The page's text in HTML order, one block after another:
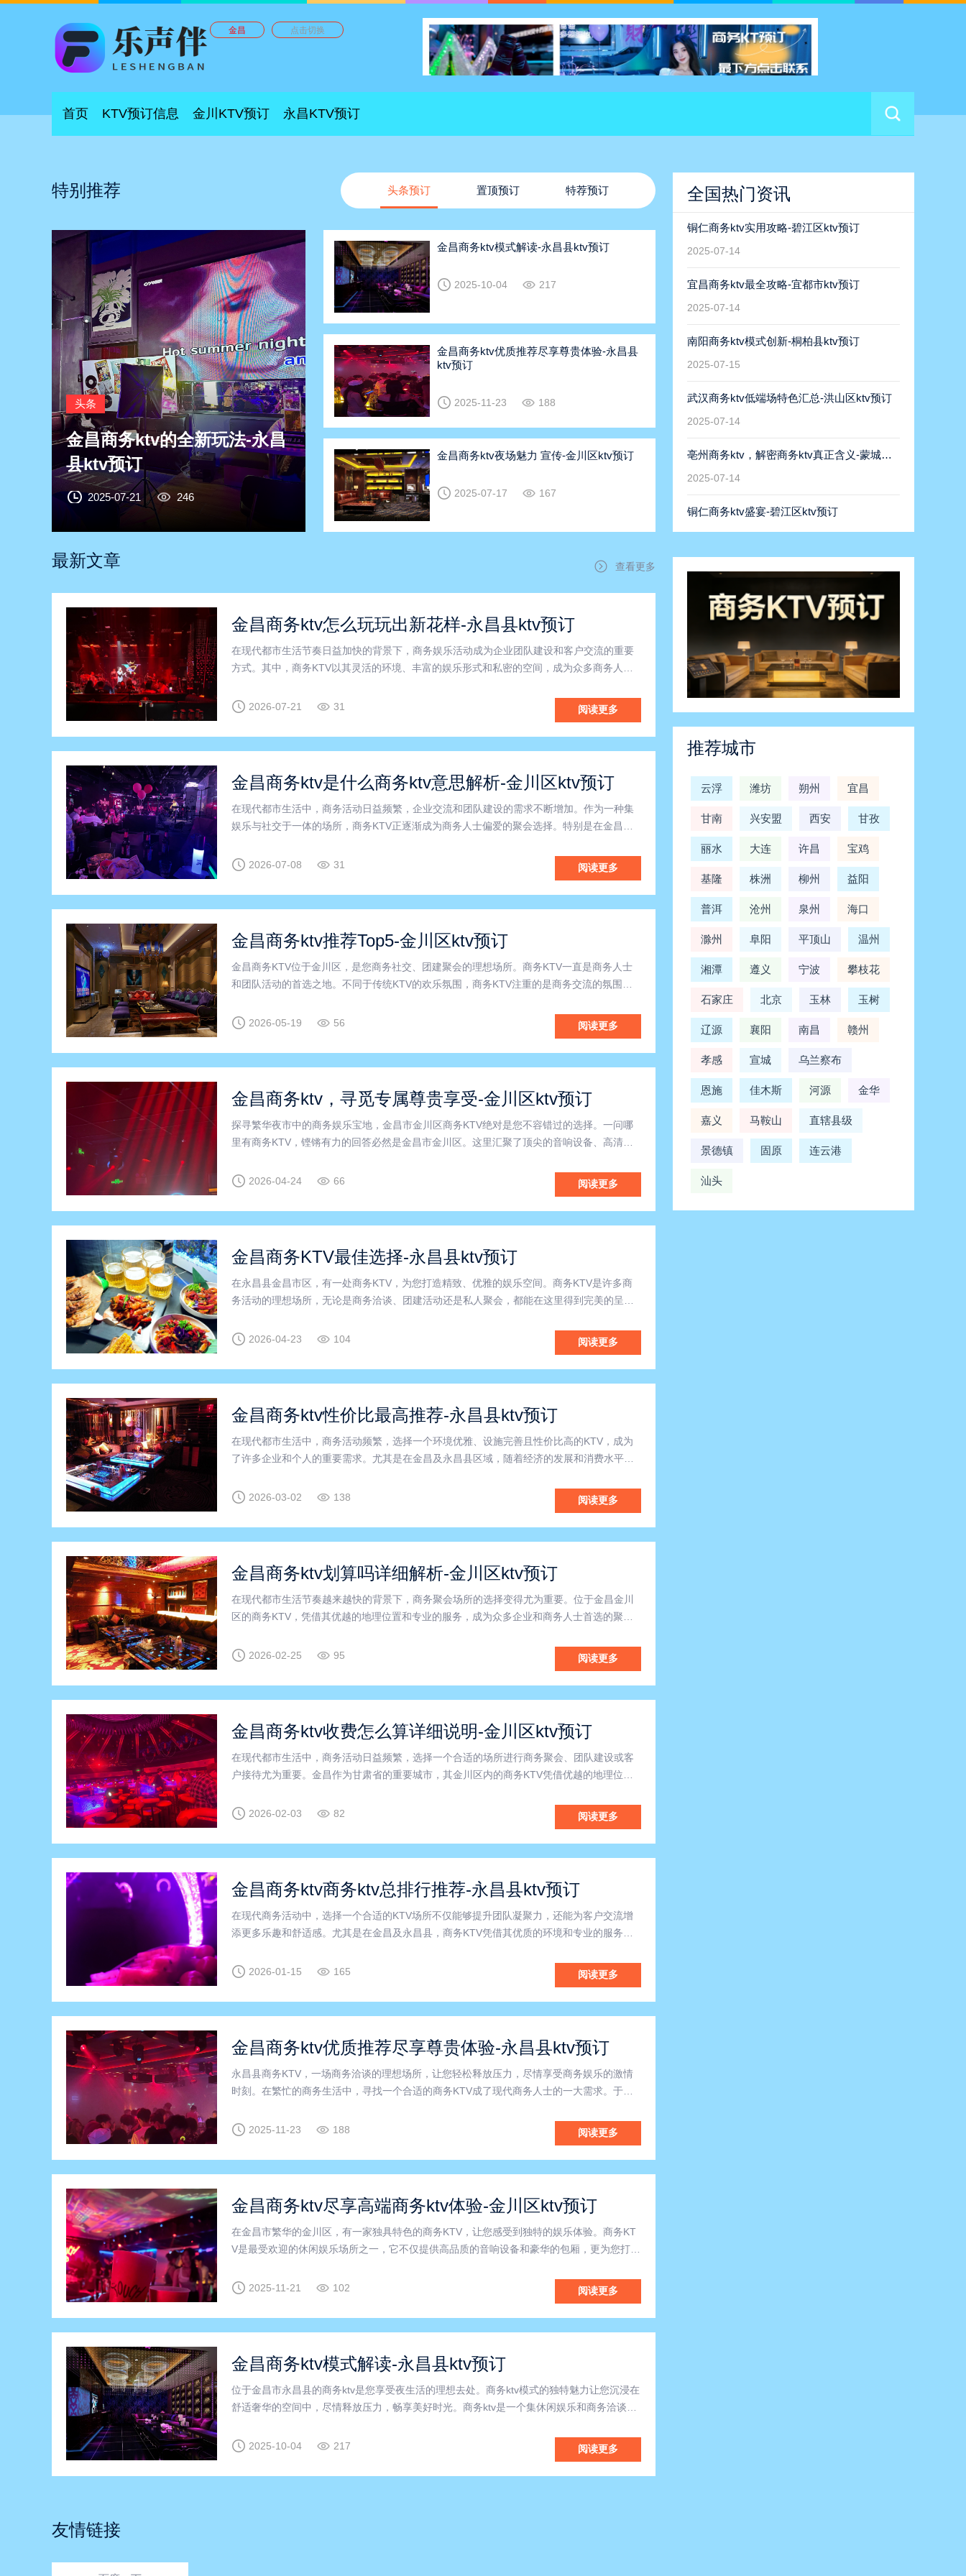
金昌 点击切换
首页 KTV预订信息 金川KTV预订 永昌KTV预订
特别推荐 头条预订 置顶预订 特荐预订
头条
金昌商务ktv的全新玩法-永昌
县ktv预订
2025-07-21 246
金昌商务ktv模式解读-永昌县ktv预订
2025-10-04 217
金昌商务ktv优质推荐尽享尊贵体验-永昌县
ktv预订
2025-11-23 188
金昌商务ktv夜场魅力 宣传-金川区ktv预订
2025-07-17 167
全国热门资讯
濮阳商务ktv，商务休闲首选-濮阳县ktv预订
2025-07-14
2025-07-14
2025-07-14
2025-07-15
2025-07-14
2025-07-14
2025-07-14
2025-07-15
濮阳商务ktv，商务休闲首选-濮阳县ktv预订
广州商务ktv首选，性价比超高-黄埔区ktv预订
2025-07-18
2025-07-14
铜仁商务ktv实用攻略-碧江区ktv预订
2025-07-14
宜昌商务ktv最全攻略-宜都市ktv预订
2025-07-14
南阳商务ktv模式创新-桐柏县ktv预订
2025-07-15
查看更多
最新文章
金昌商务ktv怎么玩玩出新花样-永昌县ktv预订
在现代都市生活节奏日益加快的背景下，商务娱乐活动成为企业团队建设和客户交流的重要
方式。其中，商务KTV以其灵活的环境、丰富的娱乐形式和私密的空间，成为众多商务人士
本文将为您详细介绍金昌商务KTV和永昌县商务KTV的优势，以及商务KTV怎么玩
2026-07-21 31 阅读更多
金昌商务ktv是什么商务ktv意思解析-金川区ktv预订
在现代都市生活中，商务活动日益频繁，企业交流和团队建设的需求不断增加。作为一种集
娱乐与社交于一体的场所，商务KTV正逐渐成为商务人士偏爱的聚会选择。特别是在金昌地
什么是商务KTV？它为何在金昌商务圈中如此受欢迎？本文将为您详细解读。首先，
2026-07-08 31 阅读更多
金昌商务ktv推荐Top5-金川区ktv预订
金昌商务KTV位于金川区，是您商务社交、团建聚会的理想场所。商务KTV一直是商务人士
和团队活动的首选之地。不同于传统KTV的欢乐氛围，商务KTV注重的是商务交流的氛围和
使得前来的宾客不必为交通问题而烦恼。无论是商务洽谈、团队聚会、还是生日
2026-05-19 56 阅读更多
金昌商务ktv，寻觅专属尊贵享受-金川区ktv预订
探寻繁华夜市中的商务娱乐宝地，金昌市金川区商务KTV绝对是您不容错过的选择。一问哪
里有商务KTV，铿锵有力的回答必然是金昌市金川区。这里汇聚了顶尖的音响设备、高清大
川区商务KTV以其独具特色的环境氛围和一流的服务水平成为夜晚不可或缺的休闲娱
2026-04-24 66 阅读更多
金昌商务KTV最佳选择-永昌县ktv预订
在永昌县金昌市区，有一处商务KTV，为您打造精致、优雅的娱乐空间。商务KTV是许多商
务活动的理想场所，无论是商务洽谈、团建活动还是私人聚会，都能在这里得到完美的呈
流，为您提供舒适的歌唱环境。在这里，您可以尽情释放工作压力，与伙伴们一展歌喉
2026-04-23 104 阅读更多
金昌商务ktv性价比最高推荐-永昌县ktv预订
在现代都市生活中，商务活动频繁，选择一个环境优雅、设施完善且性价比高的KTV，成为
了许多企业和个人的重要需求。尤其是在金昌及永昌县区域，随着经济的发展和消费水平的
昌县商务KTV”以及“性价比商务KTV”这几个关键词，为您详细解析如何
2026-03-02 138 阅读更多
金昌商务ktv划算吗详细解析-金川区ktv预订
在现代都市生活节奏越来越快的背景下，商务聚会场所的选择变得尤为重要。位于金昌金川
区的商务KTV，凭借其优越的地理位置和专业的服务，成为众多企业和商务人士首选的聚会
或许会让您对商务KTV划算吗这一问题有更全面的认识。首先，金川区商务KTV环
2026-02-25 95 阅读更多
金昌商务ktv收费怎么算详细说明-金川区ktv预订
在现代都市生活中，商务活动日益频繁，选择一个合适的场所进行商务聚会、团队建设或客
户接待尤为重要。金昌作为甘肃省的重要城市，其金川区内的商务KTV凭借优越的地理位置
服务和高品质的设施，为商务活动提供了理想的空间。宽敞舒适的包间设计，不仅保障
2026-02-03 82 阅读更多
金昌商务ktv商务ktv总排行推荐-永昌县ktv预订
在现代商务活动中，选择一个合适的KTV场所不仅能够提升团队凝聚力，还能为客户交流增
添更多乐趣和舒适感。尤其是在金昌及永昌县，商务KTV凭借其优质的环境和专业的服务，
V”及“商务KTV总排行”这几个关键词，深入探讨如何选出适合商务需求
2026-01-15 165 阅读更多
金昌商务ktv优质推荐尽享尊贵体验-永昌县ktv预订
永昌县商务KTV，一场商务洽谈的理想场所，让您轻松释放压力，尽情享受商务娱乐的激情
时刻。在繁忙的商务生活中，寻找一个合适的商务KTV成了现代商务人士的一大需求。于
氛围温馨，无论是商务洽谈，还是团队合作，都能在这里得到完美的展现。金昌商务K
2025-11-23 188 阅读更多
金昌商务ktv尽享高端商务ktv体验-金川区ktv预订
在金昌市繁华的金川区，有一家独具特色的商务KTV，让您感受到独特的娱乐体验。商务KT
V是最受欢迎的休闲娱乐场所之一，它不仅提供高品质的音响设备和豪华的包厢，更为您打造
朋友聚会、商务洽谈，还是庆生派对，商务KTV都能为您提供最舒适的享受。宽
2025-11-21 102 阅读更多
金昌商务ktv模式解读-永昌县ktv预订
位于金昌市永昌县的商务ktv是您享受夜生活的理想去处。商务ktv模式的独特魅力让您沉浸在
舒适奢华的空间中，尽情释放压力，畅享美好时光。商务ktv是一个集休闲娱乐和商务洽谈于
务ktv中，精心设计的包厢让您感受到尊贵与舒适并存的氛围。柔和的灯光
2025-10-04 217 阅读更多
推荐城市
云浮 潍坊 朔州 宜昌
甘南 兴安盟 西安 甘孜
丽水 大连 许昌 宝鸡
基隆 株洲 柳州 益阳
普洱 沧州 泉州 海口
滁州 阜阳 平顶山 温州
湘潭 遵义 宁波 攀枝花
石家庄 北京 玉林 玉树
辽源 襄阳 南昌 赣州
孝感 宣城 乌兰察布
恩施 佳木斯 河源 金华
嘉义 马鞍山 直辖县级
景德镇 固原 连云港
汕头
友情链接